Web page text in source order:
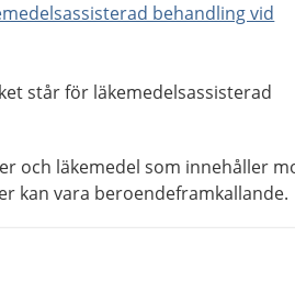
behandling vid
står för läkemedelsassisterad
och läkemedel som innehåller
kan vara beroendeframkallande.
Skåne